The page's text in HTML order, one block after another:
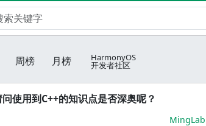
周榜 月榜 HarmonyOS
开发者社区
使用到C++的知识点是否深奥呢？
MingLab